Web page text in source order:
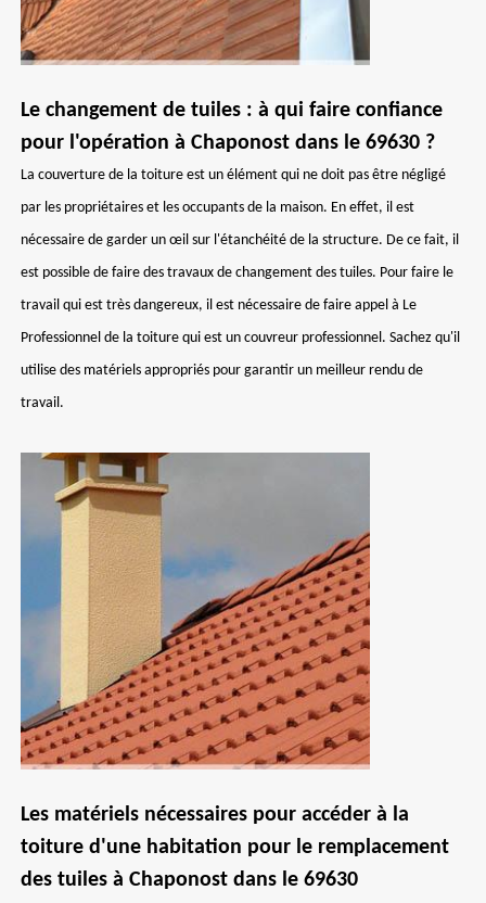
Le changement de tuiles : à qui faire confiance
pour l'opération à Chaponost dans le 69630 ?
La couverture de la toiture est un élément qui ne doit pas être négligé
par les propriétaires et les occupants de la maison. En effet, il est
nécessaire de garder un œil sur l'étanchéité de la structure. De ce fait, il
est possible de faire des travaux de changement des tuiles. Pour faire le
travail qui est très dangereux, il est nécessaire de faire appel à Le
Professionnel de la toiture qui est un couvreur professionnel. Sachez qu'il
utilise des matériels appropriés pour garantir un meilleur rendu de
travail.
Les matériels nécessaires pour accéder à la
toiture d'une habitation pour le remplacement
des tuiles à Chaponost dans le 69630